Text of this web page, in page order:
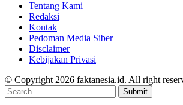
Tentang Kami
Redaksi
Kontak
Pedoman Media Siber
Disclaimer
Kebijakan Privasi
© Copyright 2026 faktanesia.id. All right
Submit